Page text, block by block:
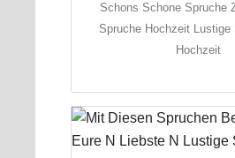
Schons Schone Spruche
Spruche Hochzeit Lustige
Hochzeit